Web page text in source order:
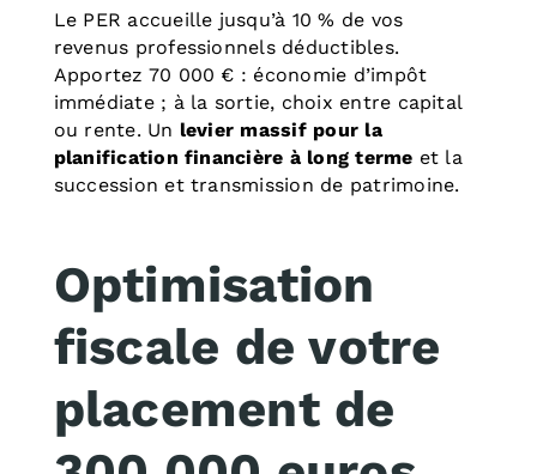
Le PER accueille jusqu’à 10 % de vos
revenus professionnels déductibles.
Apportez 70 000 € : économie d’impôt
immédiate ; à la sortie, choix entre capital
ou rente. Un levier massif pour la
planification financière à long terme et la
succession et transmission de patrimoine.
Optimisation
fiscale de votre
placement de